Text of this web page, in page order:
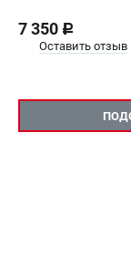
7 350 c
Оставить отзыв